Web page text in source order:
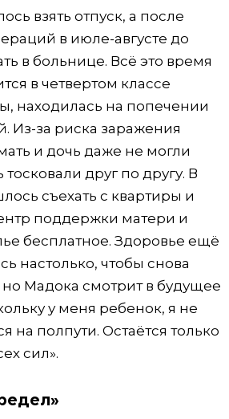
взять отпуск, а после
в июле-августе до
в больнице. Всё это время
в четвертом классе
находилась на попечении
Из-за риска заражения
и дочь даже не могли
друг по другу. В
съехать с квартиры и
поддержки матери и
бесплатное. Здоровье ещё
настолько, чтобы снова
но Мадока смотрит в будущее
у меня ребенок, я не
на полпути. Остаётся только
сил».